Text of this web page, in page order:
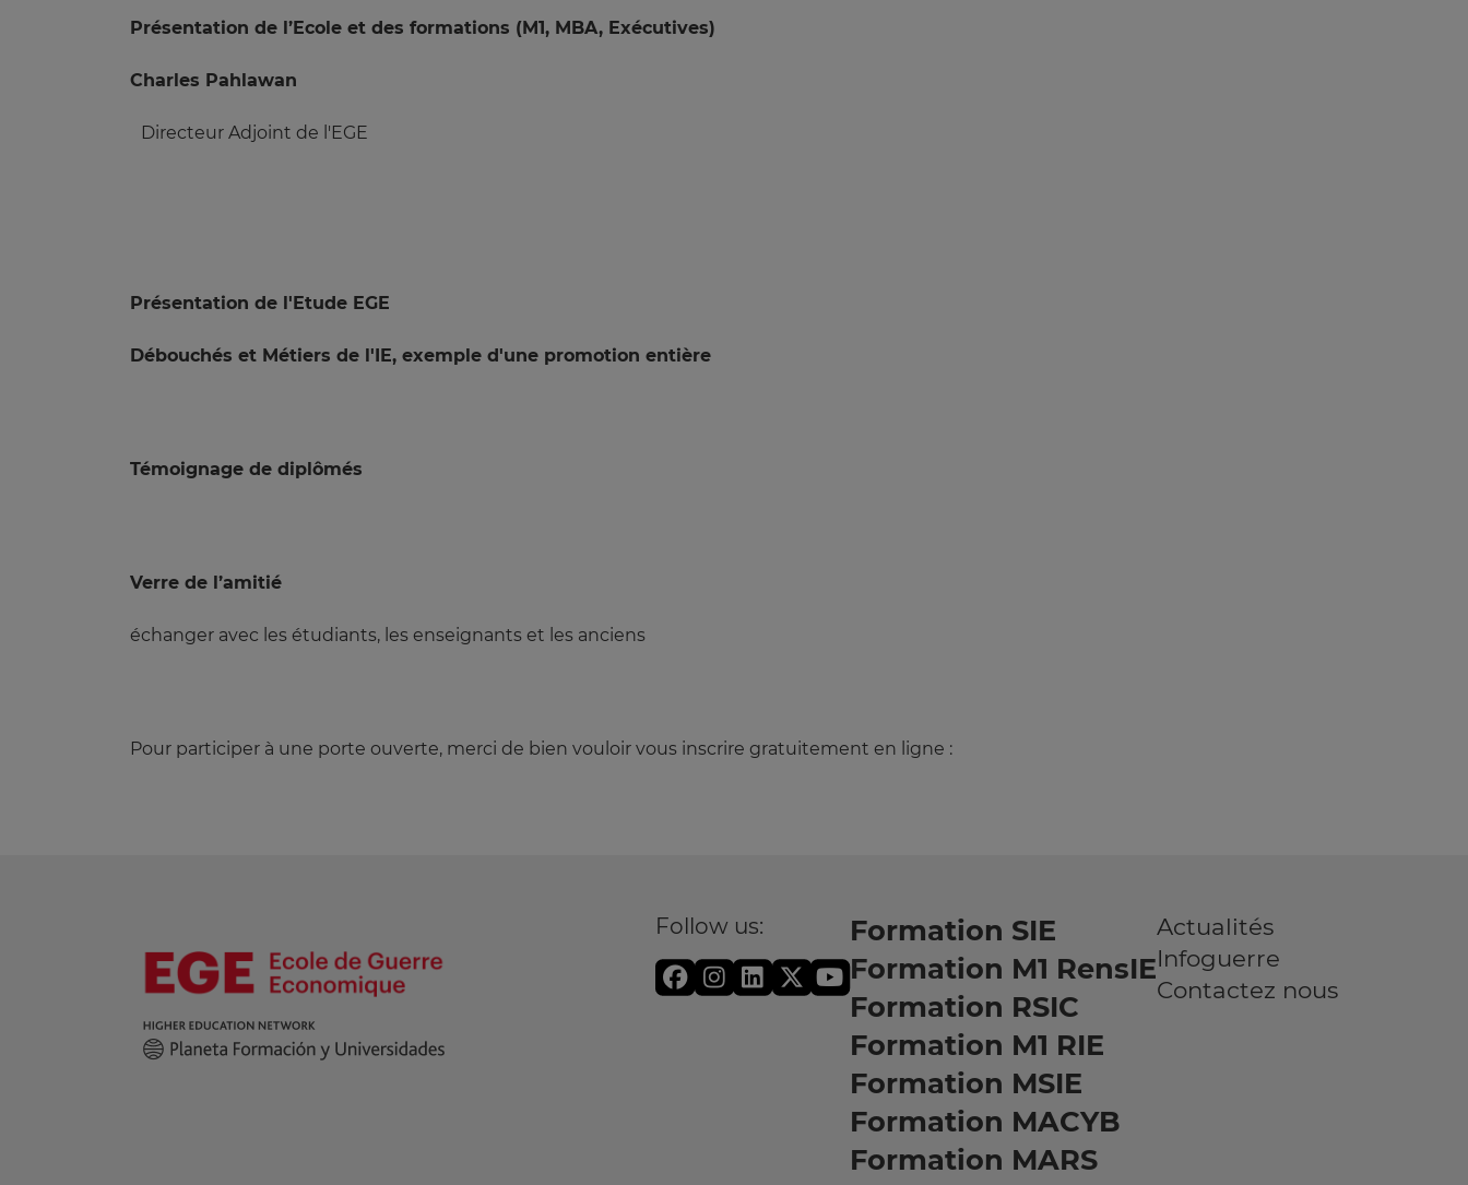
Présentation de l’Ecole et des formations (M1, MBA, Exécutives)
Charles Pahlawan
Directeur Adjoint de l'EGE
Présentation de l'Etude EGE
Débouchés et Métiers de l'IE, exemple d'une promotion entière
Témoignage de diplômés
Verre de l’amitié
échanger avec les étudiants, les enseignants et les anciens
Pour participer à une porte ouverte, merci de bien vouloir vous inscrire gratuitement en ligne :
Follow us:
Formation SIE
Formation M1 RensIE
Formation RSIC
Formation M1 RIE
Formation MSIE
Formation MACYB
Formation MARS
Actualités
Infoguerre
Contactez nous